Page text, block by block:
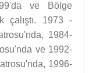
ve Bölge
çalıştı. 1973 -
1984-
ve 1992-
1996-